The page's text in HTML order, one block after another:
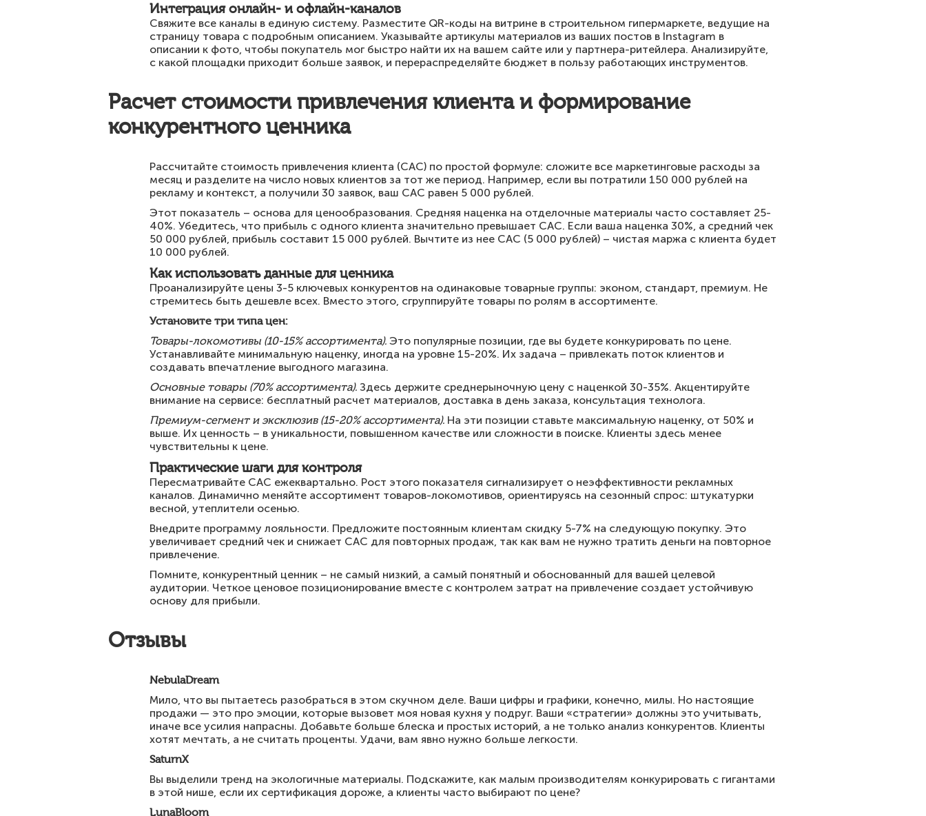
Интеграция онлайн- и офлайн-каналов
Свяжите все каналы в единую систему. Разместите QR-коды на витрине в строительном гипермаркете, ведущие на
страницу товара с подробным описанием. Указывайте артикулы материалов из ваших постов в Instagram в
описании к фото, чтобы покупатель мог быстро найти их на вашем сайте или у партнера-ритейлера. Анализируйте,
с какой площадки приходит больше заявок, и перераспределяйте бюджет в пользу работающих инструментов.
Расчет стоимости привлечения клиента и формирование
конкурентного ценника
Рассчитайте стоимость привлечения клиента (CAC) по простой формуле: сложите все маркетинговые расходы за
месяц и разделите на число новых клиентов за тот же период. Например, если вы потратили 150 000 рублей на
рекламу и контекст, а получили 30 заявок, ваш CAC равен 5 000 рублей.
Этот показатель – основа для ценообразования. Средняя наценка на отделочные материалы часто составляет 25-
40%. Убедитесь, что прибыль с одного клиента значительно превышает CAC. Если ваша наценка 30%, а средний чек
50 000 рублей, прибыль составит 15 000 рублей. Вычтите из нее CAC (5 000 рублей) – чистая маржа с клиента будет
10 000 рублей.
Как использовать данные для ценника
Проанализируйте цены 3-5 ключевых конкурентов на одинаковые товарные группы: эконом, стандарт, премиум. Не
стремитесь быть дешевле всех. Вместо этого, сгруппируйте товары по ролям в ассортименте.
Установите три типа цен:
Товары-локомотивы (10-15% ассортимента). Это популярные позиции, где вы будете конкурировать по цене.
Устанавливайте минимальную наценку, иногда на уровне 15-20%. Их задача – привлекать поток клиентов и
создавать впечатление выгодного магазина.
Основные товары (70% ассортимента). Здесь держите среднерыночную цену с наценкой 30-35%. Акцентируйте
внимание на сервисе: бесплатный расчет материалов, доставка в день заказа, консультация технолога.
Премиум-сегмент и эксклюзив (15-20% ассортимента). На эти позиции ставьте максимальную наценку, от 50% и
выше. Их ценность – в уникальности, повышенном качестве или сложности в поиске. Клиенты здесь менее
чувствительны к цене.
Практические шаги для контроля
Пересматривайте CAC ежеквартально. Рост этого показателя сигнализирует о неэффективности рекламных
каналов. Динамично меняйте ассортимент товаров-локомотивов, ориентируясь на сезонный спрос: штукатурки
весной, утеплители осенью.
Внедрите программу лояльности. Предложите постоянным клиентам скидку 5-7% на следующую покупку. Это
увеличивает средний чек и снижает CAC для повторных продаж, так как вам не нужно тратить деньги на повторное
привлечение.
Помните, конкурентный ценник – не самый низкий, а самый понятный и обоснованный для вашей целевой
аудитории. Четкое ценовое позиционирование вместе с контролем затрат на привлечение создает устойчивую
основу для прибыли.
Отзывы
NebulaDream
Мило, что вы пытаетесь разобраться в этом скучном деле. Ваши цифры и графики, конечно, милы. Но настоящие
продажи — это про эмоции, которые вызовет моя новая кухня у подруг. Ваши «стратегии» должны это учитывать,
иначе все усилия напрасны. Добавьте больше блеска и простых историй, а не только анализ конкурентов. Клиенты
хотят мечтать, а не считать проценты. Удачи, вам явно нужно больше легкости.
SaturnX
Вы выделили тренд на экологичные материалы. Подскажите, как малым производителям конкурировать с гигантами
в этой нише, если их сертификация дороже, а клиенты часто выбирают по цене?
LunaBloom